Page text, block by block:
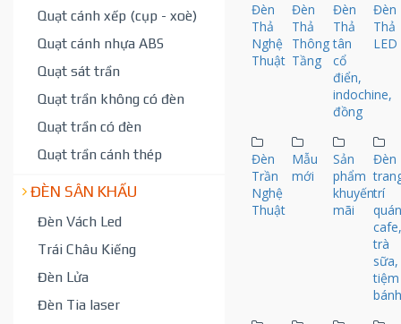
Quạt cánh xếp (cụp - xoè)
Quạt cánh nhựa ABS
Quạt sát trần
Quạt trần không có đèn
Quạt trần có đèn
Quạt trần cánh thép
ĐÈN SÂN KHẤU
Đèn Vách Led
Trái Châu Kiếng
Đèn Lửa
Đèn Tia laser
Đèn
Thả
Nghệ
Thuật
Đèn
Thả
Thông
Tầng
Đèn
Thả
tân
cổ
điển,
indochine,
đồng
Đèn
Thả
LED
Đèn
Trần
Nghệ
Thuật
Mẫu
mới
Sản
phẩm
khuyến
mãi
Đèn
trí
trà
sữa,
tiệm